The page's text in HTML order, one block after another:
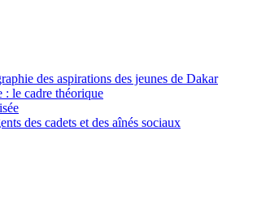
des aspirations des jeunes de Dakar
: le cadre théorique
des cadets et des aînés sociaux